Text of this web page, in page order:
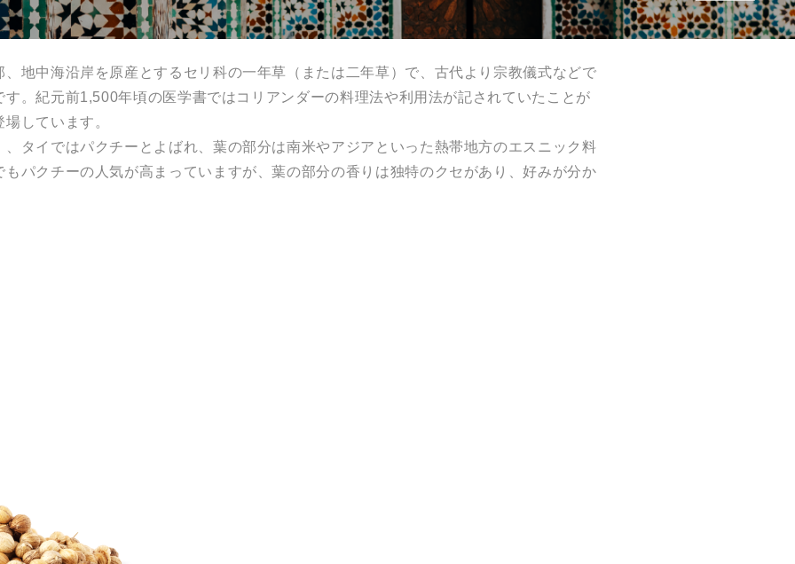
地中海沿岸を原産とするセリ科の一年草（または二年草）で、古代より宗教儀式などで
。紀元前1,500年頃の医学書ではコリアンダーの料理法や利用法が記されていたことが
しています。
タイではパクチーとよばれ、葉の部分は南米やアジアといった熱帯地方のエスニック料
パクチーの人気が高まっていますが、葉の部分の香りは独特のクセがあり、好みが分か